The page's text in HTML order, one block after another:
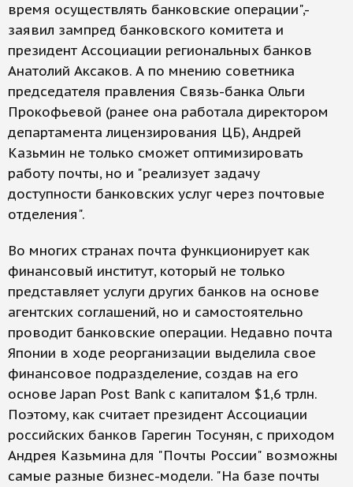
время осуществлять банковские операции",-
заявил зампред банковского комитета и
президент Ассоциации региональных банков
Анатолий Аксаков. А по мнению советника
председателя правления Связь-банка Ольги
Прокофьевой (ранее она работала директором
департамента лицензирования ЦБ), Андрей
Казьмин не только сможет оптимизировать
работу почты, но и "реализует задачу
доступности банковских услуг через почтовые
отделения".
Во многих странах почта функционирует как
финансовый институт, который не только
представляет услуги других банков на основе
агентских соглашений, но и самостоятельно
проводит банковские операции. Недавно почта
Японии в ходе реорганизации выделила свое
финансовое подразделение, создав на его
основе Japan Post Bank с капиталом $1,6 трлн.
Поэтому, как считает президент Ассоциации
российских банков Гарегин Тосунян, с приходом
Андрея Казьмина для "Почты России" возможны
самые разные бизнес-модели. "На базе почты